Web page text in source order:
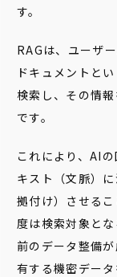
す。
RAGは、ユーザ
ドキュメントと
検索し、その情
です。
これにより、AI
キスト（文脈）
拠付け）させる
度は検索対象と
前のデータ整備
有する機密デー